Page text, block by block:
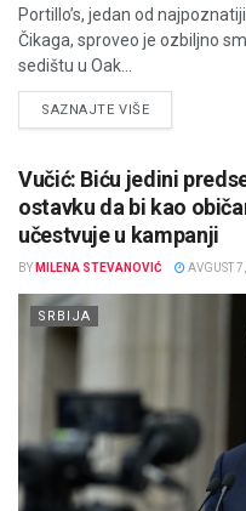
Portillo’s, jedan od
Čikaga, sproveo je ozbiljno
sedištu u Oak...
SAZNAJTE VIŠEDETAILS
Vučić: Biću jedini
ostavku da bi kao
učestvuje u kampanji
BY MILENA STEVANOVIĆ AVGUST
SRBIJA